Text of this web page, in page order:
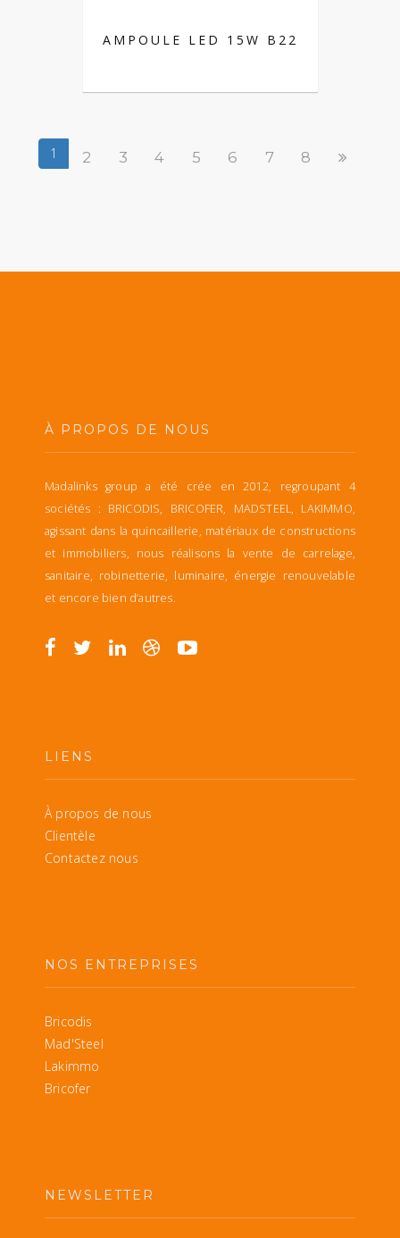
AMPOULE LED 15W B22
1 2 3 4 5 6 7 8
À PROPOS DE NOUS
Madalinks group a été crée en 2012, regroupant 4
sociétés : BRICODIS, BRICOFER, MADSTEEL, LAKIMMO,
agissant dans la quincaillerie, matériaux de constructions
et immobiliers, nous réalisons la vente de carrelage,
sanitaire, robinetterie, luminaire, énergie renouvelable
et encore bien d’autres.
LIENS
À propos de nous
Clientèle
Contactez nous
NOS ENTREPRISES
Bricodis
Mad'Steel
Lakimmo
Bricofer
NEWSLETTER